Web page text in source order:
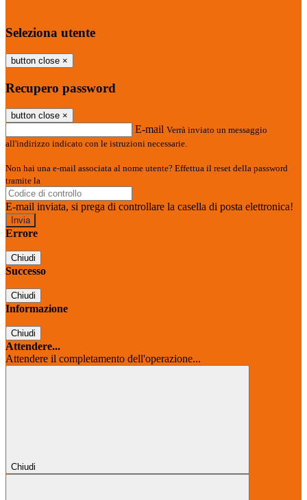
Seleziona utente
button close ×
Recupero password
button close ×
E-mail Verrà inviato un messaggio
all'indirizzo indicato con le istruzioni necessarie.
Non hai una e-mail associata al nome utente? Effettua il reset della password
tramite la
E-mail inviata, si prega di controllare la casella di posta elettronica!
Errore
Chiudi
Successo
Chiudi
Informazione
Chiudi
Attendere...
Attendere il completamento dell'operazione...
Chiudi